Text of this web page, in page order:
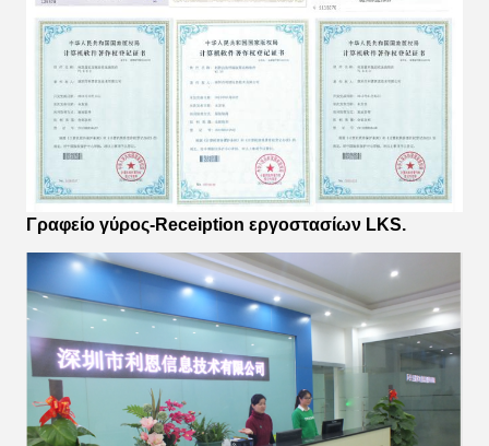
Γραφείο γύρος-Receiption εργοστασίων LKS.